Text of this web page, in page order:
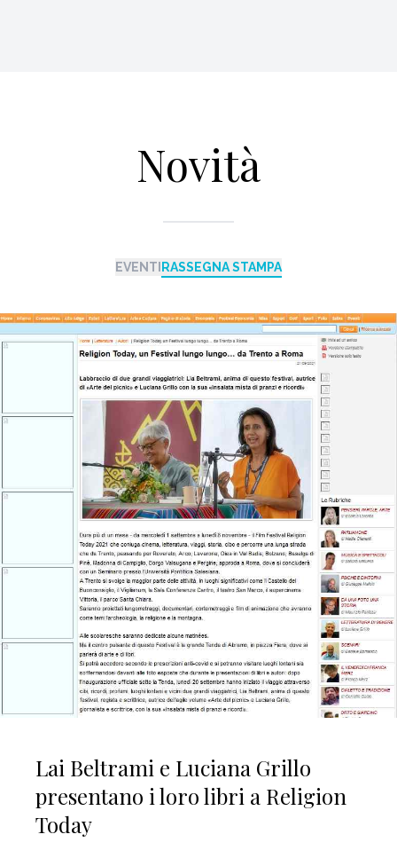
Novità
EVENTI RASSEGNA STAMPA
Lai Beltrami e Luciana Grillo
presentano i loro libri a Religion
Today